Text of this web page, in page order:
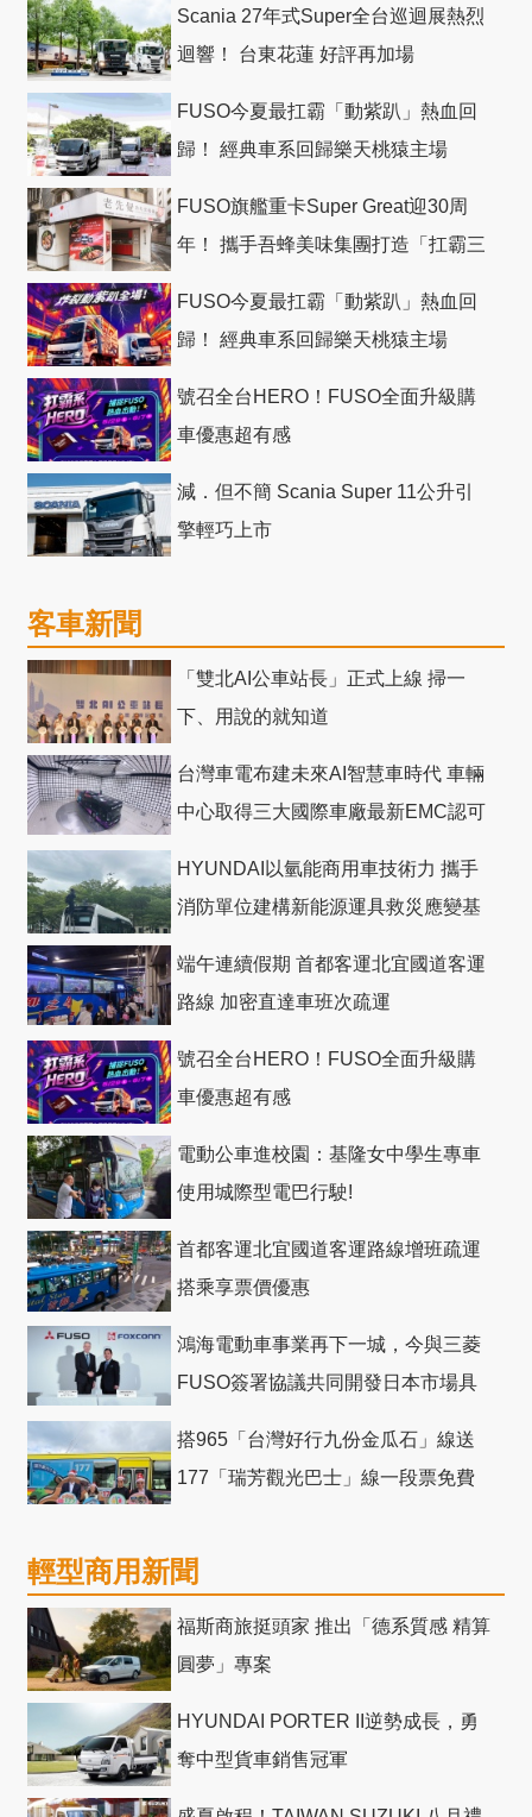
Scania 27年式Super全台巡迴展熱烈
迴響！ 台東花蓮 好評再加場
FUSO今夏最扛霸「動紫趴」熱血回
歸！ 經典車系回歸樂天桃猿主場
FUSO旗艦重卡Super Great迎30周
年！ 攜手吾蜂美味集團打造「扛霸三
FUSO今夏最扛霸「動紫趴」熱血回
歸！ 經典車系回歸樂天桃猿主場
號召全台HERO！FUSO全面升級購
車優惠超有感
減．但不簡 Scania Super 11公升引
擎輕巧上市
客車新聞
「雙北AI公車站長」正式上線 掃一
下、用說的就知道
台灣車電布建未來AI智慧車時代 車輛
中心取得三大國際車廠最新EMC認可
HYUNDAI以氫能商用車技術力 攜手
消防單位建構新能源運具救災應變基
端午連續假期 首都客運北宜國道客運
路線 加密直達車班次疏運
號召全台HERO！FUSO全面升級購
車優惠超有感
電動公車進校園：基隆女中學生專車
使用城際型電巴行駛!
首都客運北宜國道客運路線增班疏運
搭乘享票價優惠
鴻海電動車事業再下一城，今與三菱
FUSO簽署協議共同開發日本市場具
搭965「台灣好行九份金瓜石」線送
177「瑞芳觀光巴士」線一段票免費
輕型商用新聞
福斯商旅挺頭家 推出「德系質感 精算
圓夢」專案
HYUNDAI PORTER II逆勢成長，勇
奪中型貨車銷售冠軍